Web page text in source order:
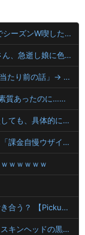
【J2第1節 山形×栃木C】山形は百年構想リーグでシーズンW喫した栃木C下し開幕白星！川名連介は移籍後初ゴール
【画像】70過ぎてからドラクエ10を始めたおじさん、急逝し娘に色々開示されてしまう
ゲーム会社「決定ボタンは〇、キャンセルは✕、当たり前の話」→ ゲーム会社「今日から決定ボタンは✕にしまーす！！！」
【悲報】100ワニ「俺もちいかわみたいになれる素質あったのに…」…静かに咽び泣く…
【悲報】トー横キッズ、大人に失望「大人に相談しても、具体的に何もしてくれない。結果的に傷つく。福祉は自由が奪われる」
【悲報】ホロライブの大物リスナーさん、謝罪！「課金自慢ウザイ」と愚痴っただけなのに・・・！！！！
ｗｗｗｗｗ
【画像】この時の山本美月さんに告白されたら付き合う？ 【Pickup08071157】
自分風呂屋でバイトしてるんだが、今日着物着たスキンヘッドの黒人さんが風呂入りにきた。